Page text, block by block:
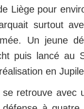
Liège pour
surtout
Un jeune
puis lancé au
en
retrouve avec